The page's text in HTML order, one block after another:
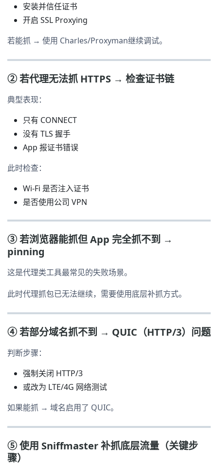
安装并信任证书
开启 SSL Proxying
若能抓 → 使用 Charles/Proxyman继续调试。
② 若代理无法抓 HTTPS → 检查证书链
典型表现：
只有 CONNECT
没有 TLS 握手
App 报证书错误
此时检查：
Wi-Fi 是否注入证书
是否使用公司 VPN
③ 若浏览器能抓但 App 完全抓不到 →
pinning
这是代理类工具最常见的失败场景。
此时代理抓包已无法继续，需要使用底层补抓方式。
④ 若部分域名抓不到 → QUIC（HTTP/3）问题
判断步骤：
强制关闭 HTTP/3
或改为 LTE/4G 网络测试
如果能抓 → 域名启用了 QUIC。
⑤ 使用 Sniffmaster 补抓底层流量（关键步
骤）